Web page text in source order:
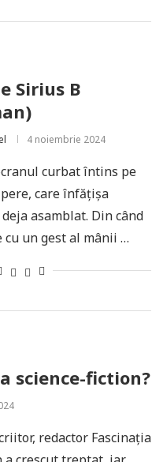
Sirius B
4 noiembrie 2024
curbat întins pe
care înfățișa
asamblat. Din când
un gest al mânii …
science-fiction?
redactor Fascinația